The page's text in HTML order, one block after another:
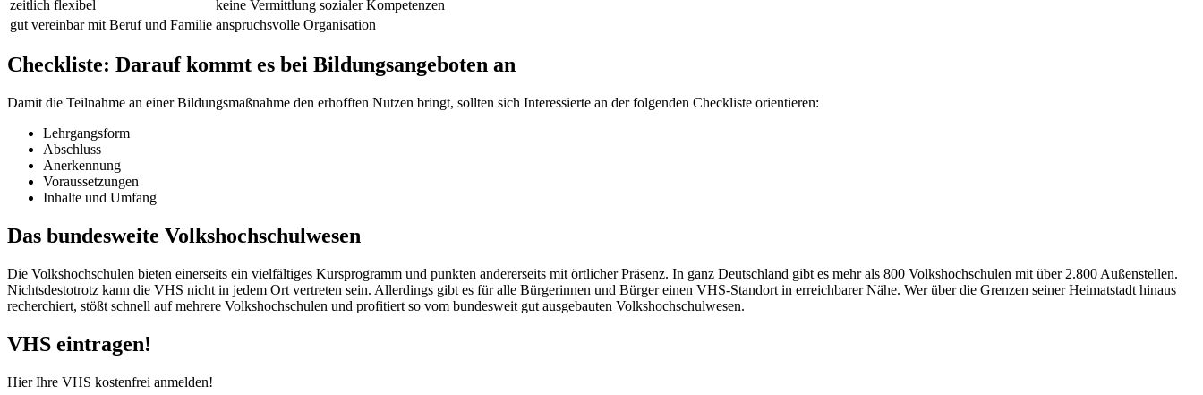
zeitlich flexibel
keine Vermittlung sozialer Kompetenzen
gut vereinbar mit Beruf und Familie anspruchsvolle Organisation
Checkliste: Darauf kommt es bei Bildungsangeboten an
Damit die Teilnahme an einer Bildungsmaßnahme den erhofften Nutzen bringt, sollten sich Interessierte an der folgenden Checkliste orientieren:
Lehrgangsform
Abschluss
Anerkennung
Voraussetzungen
Inhalte und Umfang
Das bundesweite Volkshochschulwesen
Die Volkshochschulen bieten einerseits ein vielfältiges Kursprogramm und punkten andererseits mit örtlicher Präsenz. In ganz Deutschland gibt es mehr als 800 Volkshochschulen mit über 2.800 Außenstellen.
Nichtsdestotrotz kann die VHS nicht in jedem Ort vertreten sein. Allerdings gibt es für alle Bürgerinnen und Bürger einen VHS-Standort in erreichbarer Nähe. Wer über die Grenzen seiner Heimatstadt hinaus
recherchiert, stößt schnell auf mehrere Volkshochschulen und profitiert so vom bundesweit gut ausgebauten Volkshochschulwesen.
VHS eintragen!
Hier Ihre VHS kostenfrei anmelden!